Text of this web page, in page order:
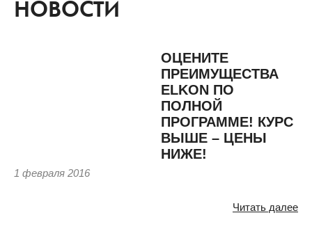
НОВОСТИ
ОЦЕНИТЕ
ПРЕИМУЩЕСТВА
ELKON ПО
ПОЛНОЙ
ПРОГРАММЕ! КУРС
ВЫШЕ – ЦЕНЫ
НИЖЕ!
1 февраля 2016
Читать далее